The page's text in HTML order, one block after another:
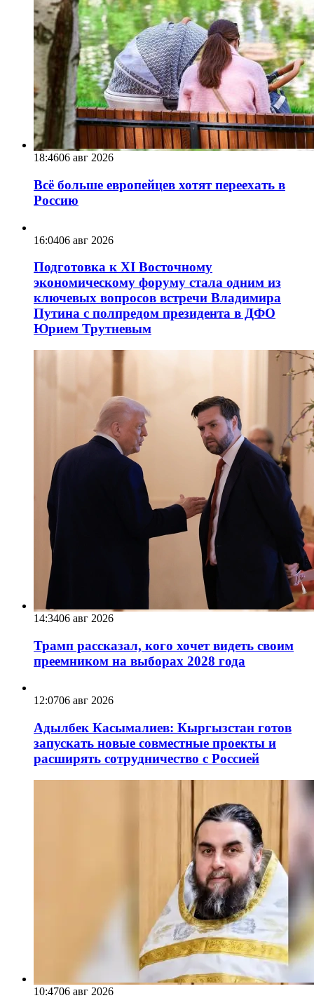
18:4606 авг 2026
Всё больше европейцев хотят переехать в
Россию
16:0406 авг 2026
Подготовка к XI Восточному
экономическому форуму стала одним из
ключевых вопросов встречи Владимира
Путина с полпредом президента в ДФО
Юрием Трутневым
14:3406 авг 2026
Трамп рассказал, кого хочет видеть своим
преемником на выборах 2028 года
12:0706 авг 2026
Адылбек Касымалиев: Кыргызстан готов
запускать новые совместные проекты и
расширять сотрудничество с Россией
10:4706 авг 2026